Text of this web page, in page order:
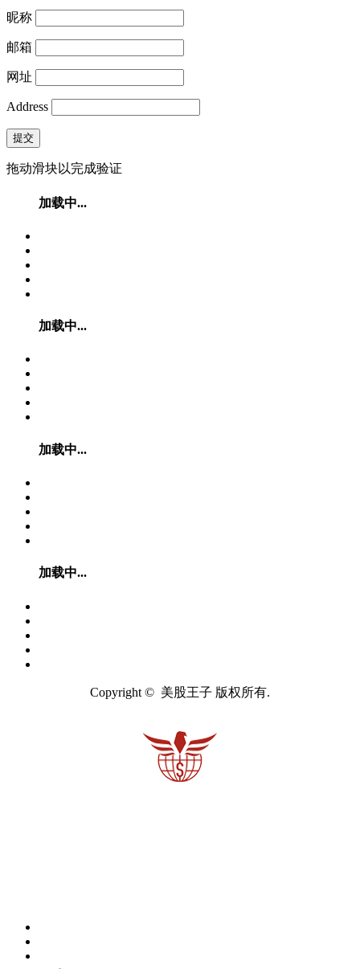
昵称
邮箱
网址
Address
提交
拖动滑块以完成验证
加载中...
加载中...
加载中...
加载中...
Copyright © 美股王子 版权所有.